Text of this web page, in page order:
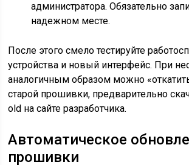
администратора. Обязательно
надежном месте.
После этого смело тестируйте
устройства и новый интерфейс. При
аналогичным образом можно
старой прошивки, предварительно
old на сайте разработчика.
Автоматическое
прошивки